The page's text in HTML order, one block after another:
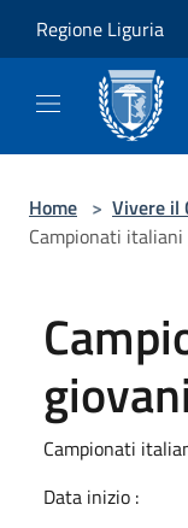
Regione Liguria
Home > Vivere il
Campionati
Campionati
Data inizio :